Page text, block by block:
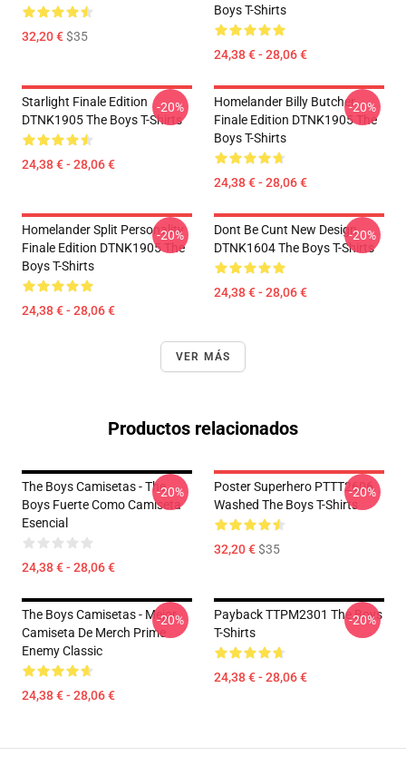
32,20 €$35
Boys T-Shirts
24,38 € - 28,06 €
Starlight Finale Edition
DTNK1905 The Boys T-Shirts
24,38 € - 28,06 €
-20%
Homelander Billy Butcher
Finale Edition DTNK1905 The
Boys T-Shirts
24,38 € - 28,06 €
-20%
Homelander Split Personality
Finale Edition DTNK1905 The
Boys T-Shirts
24,38 € - 28,06 €
-20%
Dont Be Cunt New Design
DTNK1604 The Boys T-Shirts
24,38 € - 28,06 €
-20%
VER MÁS
Productos relacionados
The Boys Camisetas - The
Boys Fuerte Como Camiseta
Esencial
24,38 € - 28,06 €
-20%
Poster Superhero PTTT2606
Washed The Boys T-Shirts
32,20 €$35
-20%
The Boys Camisetas - Mejor
Camiseta De Merch Prime
Enemy Classic
24,38 € - 28,06 €
-20%
Payback TTPM2301 The Boys
T-Shirts
24,38 € - 28,06 €
-20%